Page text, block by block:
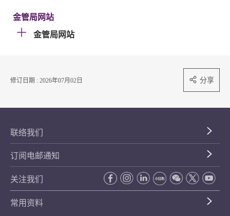
金管局网站
金管局网站
修订日期 : 2026年07月02日 分享
联络我们
订阅电邮通知
关注我们
常用资料